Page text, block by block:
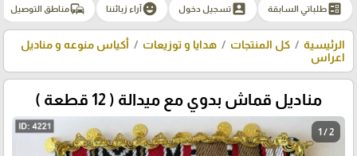
ballotطلباتي السابقة account_boxتسجيل دخول emoji_emotionsآراء زبائننا commuteمناطق التوصيل
الرئيسية كل المنتجات هدايا و توزيعات
أكياس منوعه و مناديل
اعراس
مناديل قماش بدوي مع ميدالة ( 12 قطعة )
1 / 2